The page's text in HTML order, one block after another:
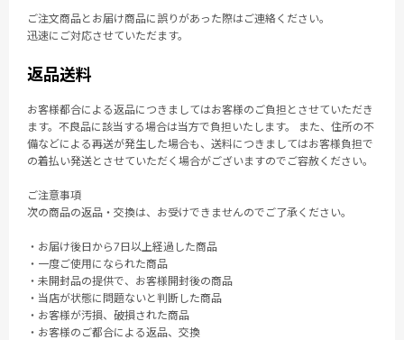
ご注文商品とお届け商品に誤りがあった際はご連絡ください。
迅速にご対応させていただます。
返品送料
お客様都合による返品につきましてはお客様のご負担とさせていただき
ます。不良品に該当する場合は当方で負担いたします。 また、住所の不
備などによる再送が発生した場合も、送料につきましてはお客様負担で
の着払い発送とさせていただく場合がございますのでご容赦ください。
ご注意事項
次の商品の返品・交換は、お受けできませんのでご了承ください。
・お届け後日から7日以上経過した商品
・一度ご使用になられた商品
・未開封品の提供で、お客様開封後の商品
・当店が状態に問題ないと判断した商品
・お客様が汚損、破損された商品
・お客様のご都合による返品、交換